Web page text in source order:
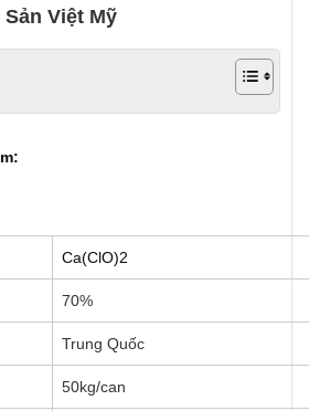
Sản Việt Mỹ
Ca(ClO)2
70%
Trung Quốc
50kg/can